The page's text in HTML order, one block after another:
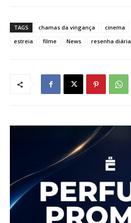
TAGS chamas da vingança cinema
estreia
filme News resenha diária